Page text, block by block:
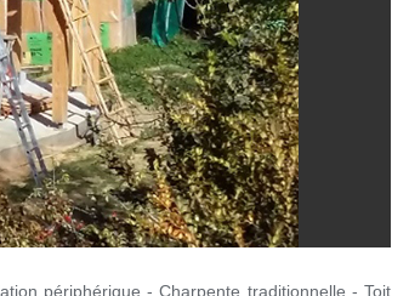
périphérique - Charpente traditionnelle - Toit